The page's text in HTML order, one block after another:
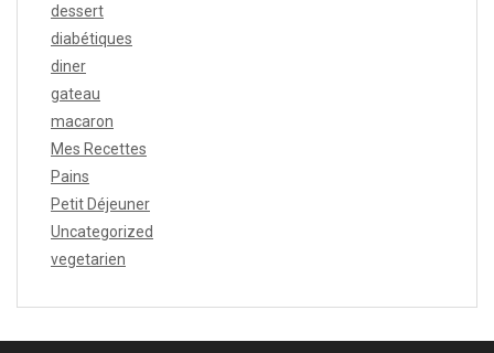
dessert
diabétiques
diner
gateau
macaron
Mes Recettes
Pains
Petit Déjeuner
Uncategorized
vegetarien